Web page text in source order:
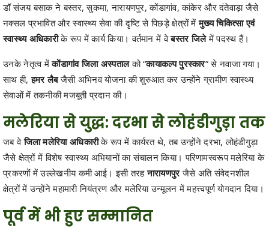
डॉ संजय बसाक ने बस्तर, सुकमा, नारायणपुर, कोंडागांव, कांकेर और दंतेवाड़ा जैसे
नक्सल प्रभावित और स्वास्थ्य सेवा की दृष्टि से पिछड़े क्षेत्रों मेंमुख्य चिकित्सा एवं
स्वास्थ्य अधिकारीके रूप में कार्य किया। वर्तमान में वेबस्तर जिलेमें पदस्थ हैं।
उनके नेतृत्व मेंकोंडागांव जिला अस्पतालको “कायाकल्प पुरस्कार” से नवाजा गया।
साथ ही,हमर लैबजैसी अभिनव योजना की शुरुआत कर उन्होंने ग्रामीण स्वास्थ्य
सेवाओं में तकनीकी मजबूती प्रदान की।
मलेरिया से युद्ध: दरभा से लोहंडीगुड़ा तक
जब वेजिला मलेरिया अधिकारीके रूप में कार्यरत थे, तब उन्होंने दरभा, लोहंडीगुड़ा
जैसे क्षेत्रों में विशेष स्वास्थ्य अभियानों का संचालन किया। परिणामस्वरूप मलेरिया के
प्रकरणों में उल्लेखनीय कमी आई। इसी तरहनारायणपुरजैसे अति संवेदनशील
क्षेत्रों में उन्होंने महामारी नियंत्रण और मलेरिया उन्मूलन में महत्त्वपूर्ण योगदान दिया।
पूर्व में भी हुए सम्मानित